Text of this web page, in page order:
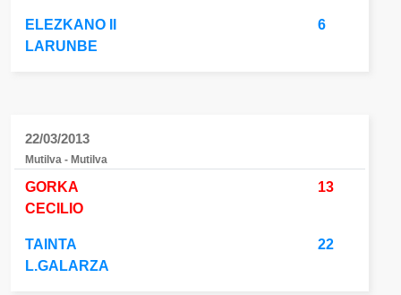
ELEZKANO II
LARUNBE
6
22/03/2013
Mutilva - Mutilva
GORKA
CECILIO
13
TAINTA
L.GALARZA
22